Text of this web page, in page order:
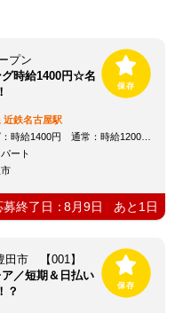
プン
グ時給1400円☆名
近鉄名古屋駅
1400円 通常：時給1200円～＋交通費全額支給
ート
募終了日：8月9日 あと 1 日
市 【001】
／短期＆日払い
？